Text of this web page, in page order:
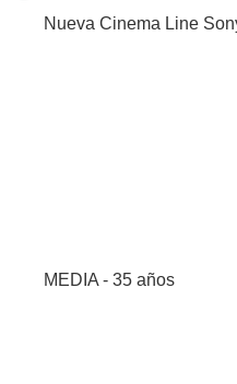
Nueva Cinema Line
MEDIA - 35 años